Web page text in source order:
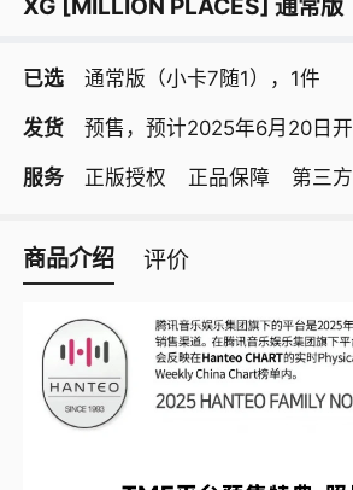
XG [MILLION PLACES] 通常版
已选 通常版（小卡7随1） ， 1件
发货 预售，预计2025年6月20日
服务 正版授权 正品保障 第三
商品介绍 评价